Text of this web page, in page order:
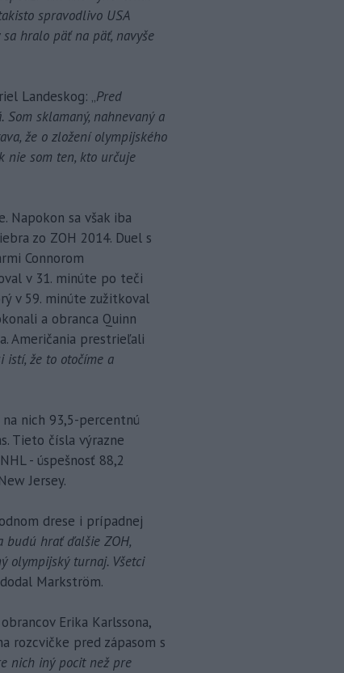
spravodlivo USA
hralo päť na päť, navyše
Landeskog: „Pred
sklamaný, nahnevaný a
že o zložení olympijského
nie som ten, kto určuje
Napokon sa však iba
zo ZOH 2014. Duel s
Connorom
v 31. minúte po teči
v 59. minúte zužitkoval
a obranca Quinn
Američania prestrieľali
istí, že to otočíme a
nich 93,5-percentnú
Tieto čísla výrazne
- úspešnosť 88,2
Jersey.
drese i prípadnej
budú hrať ďalšie ZOH,
olympijský turnaj. Všetci
dodal Markström.
Erika Karlssona,
rozcvičke pred zápasom s
nich iný pocit než pre